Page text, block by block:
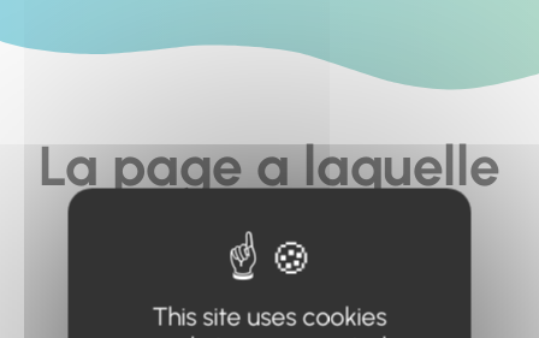
La page a laquelle
vous cherchez à
accéder n'existe
This site uses cookies